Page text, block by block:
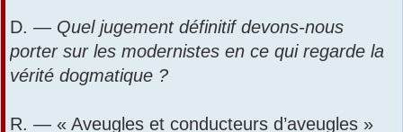
D. — Quel jugement définitif devons-nous
porter sur les modernistes en ce qui regarde la
vérité dogmatique ?
R. — « Aveugles et conducteurs d’aveugles »